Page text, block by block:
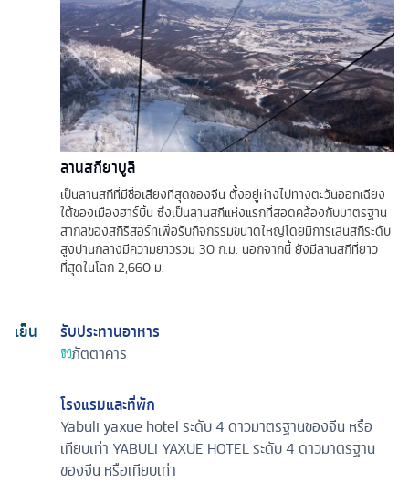
ลานสกียาบูลิ
เป็นลานสกีที่มีชื่อเสียงที่สุดของจีน ตั้งอยู่ห่างไปทางตะวันออกเฉียง
ใต้ของเมืองฮาร์บิ้น ซึ่งเป็นลานสกีแห่งแรกที่สอดคล้องกับมาตรฐาน
สากลของสกีรีสอร์ทเพื่อรับกิจกรรมขนาดใหญ่โดยมีการเล่นสกีระดับ
สูงปานกลางมีความยาวรวม 30 ก.ม. นอกจากนี้ ยังมีลานสกีที่ยาว
ที่สุดในโลก 2,660 ม.
เย็น
รับประทานอาหาร
ภัตตาคาร
โรงแรมและที่พัก
Yabuli yaxue hotel ระดับ 4 ดาวมาตรฐานของจีน หรือ
เทียบเท่า YABULI YAXUE HOTEL ระดับ 4 ดาวมาตรฐาน
ของจีน หรือเทียบเท่า